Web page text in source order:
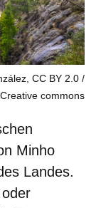
CC BY 2.0
Creative commons
Minho
Landes.
oder